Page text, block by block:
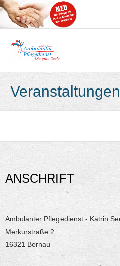
Skip
content
Veranstaltungen
ANSCHRIFT
Ambulanter Pflegedienst - Katrin
Merkurstraße 2
16321 Bernau